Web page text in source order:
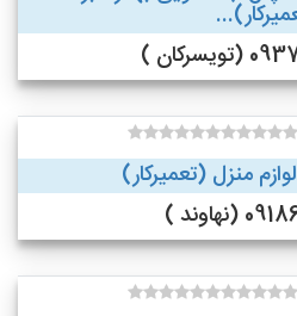
)
منزل (تعمیرکار)
)